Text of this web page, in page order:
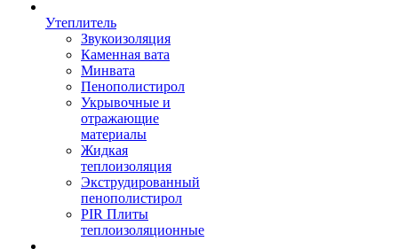
Утеплитель
Звукоизоляция
Каменная вата
Минвата
Пенополистирол
Укрывочные и
отражающие
материалы
Жидкая
теплоизоляция
Экструдированный
пенополистирол
PIR Плиты
теплоизоляционные